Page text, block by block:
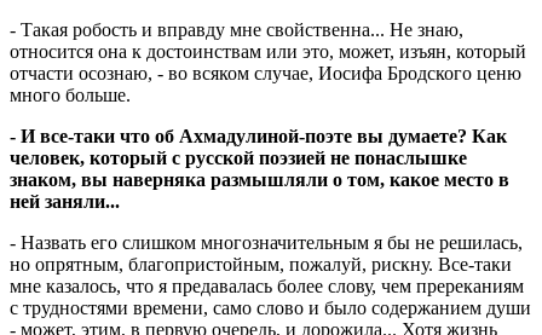
- Такая робость и вправду мне свойственна... Не знаю,
относится она к достоинствам или это, может, изъян, который
отчасти осознаю, - во всяком случае, Иосифа Бродского ценю
много больше.
- И все-таки что об Ахмадулиной-поэте вы думаете? Как
человек, который с русской поэзией не понаслышке
знаком, вы наверняка размышляли о том, какое место в
ней заняли...
- Назвать его слишком многозначительным я бы не решилась,
но опрятным, благопристойным, пожалуй, рискну. Все-таки
мне казалось, что я предавалась более слову, чем пререканиям
с трудностями времени, само слово и было содержанием души
- может, этим, в первую очередь, и дорожила... Хотя жизнь